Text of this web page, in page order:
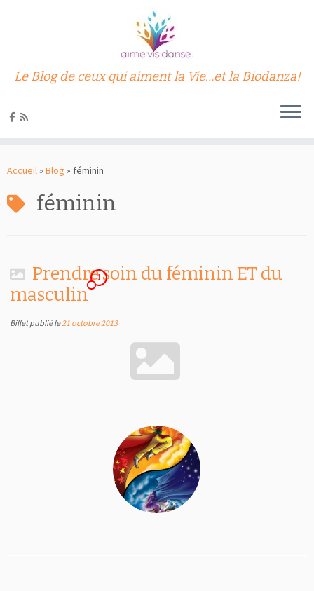
au
Le Blog de ceux qui aiment la Vie…et la Biodanza!
Accueil» Blog » féminin
féminin
Prendre soin du féminin ET du
masculin
1
Billet publié le21 octobre 2013